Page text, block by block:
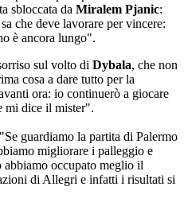
sbloccata da Miralem Pjanic:
che deve lavorare per vincere:
è ancora lungo".
sul volto di Dybala, che non
cosa a dare tutto per la
ora: io continuerò a giocare
mi dice il mister".
guardiamo la partita di Palermo
migliorare i palleggio e
abbiamo occupato meglio il
di Allegri e infatti i risultati si